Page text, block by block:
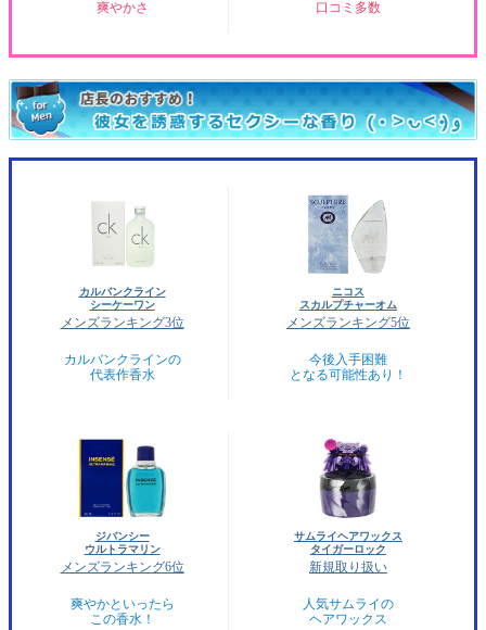
爽やかさ
口コミ多数
カルバンクライン
シーケーワン
メンズランキング3位
カルバンクラインの
代表作香水
ニコス
スカルプチャーオム
メンズランキング5位
今後入手困難
となる可能性あり！
ジバンシー
ウルトラマリン
メンズランキング6位
爽やかといったら
この香水！
サムライヘアワックス
タイガーロック
新規取り扱い
人気サムライの
ヘアワックス